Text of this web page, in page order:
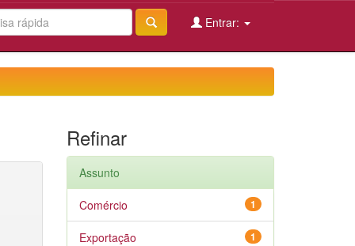
Entrar:
Refinar
Assunto
1
Comércio
1
Exportação